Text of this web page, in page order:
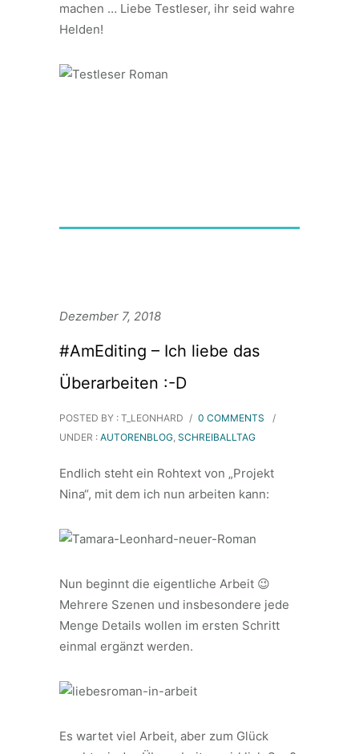
machen … Liebe Testleser, ihr seid wahre
Helden!
Dezember 7, 2018
#AmEditing – Ich liebe das
Überarbeiten :-D
POSTED BY : T_LEONHARD / 0 COMMENTS
/
UNDER : AUTORENBLOG, SCHREIBALLTAG
Endlich steht ein Rohtext von „Projekt
Nina“, mit dem ich nun arbeiten kann:
Nun beginnt die eigentliche Arbeit 😉
Mehrere Szenen und insbesondere jede
Menge Details wollen im ersten Schritt
einmal ergänzt werden.
Es wartet viel Arbeit, aber zum Glück